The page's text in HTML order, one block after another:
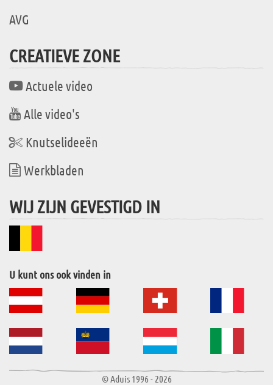
AVG
CREATIEVE ZONE
Actuele video
Alle video's
Knutselideeën
Werkbladen
WIJ ZIJN GEVESTIGD IN
U kunt ons ook vinden in
© Aduis 1996 - 2026